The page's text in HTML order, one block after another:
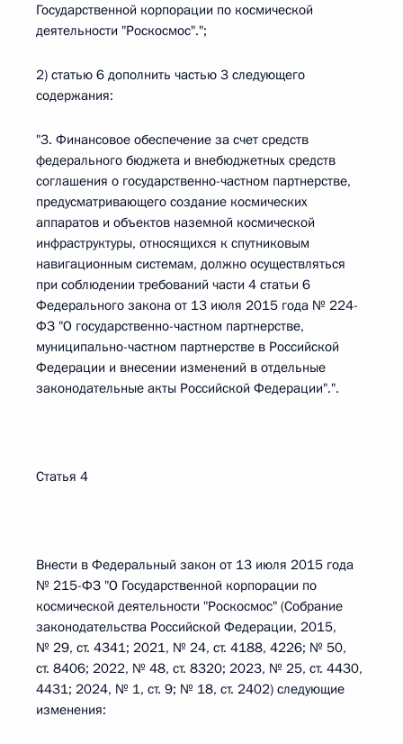
Государственной корпорации по космической
деятельности "Роскосмос".";
2) статью 6 дополнить частью 3 следующего
содержания:
"3. Финансовое обеспечение за счет средств
федерального бюджета и внебюджетных средств
соглашения о государственно-частном партнерстве,
предусматривающего создание космических
аппаратов и объектов наземной космической
инфраструктуры, относящихся к спутниковым
навигационным системам, должно осуществляться
при соблюдении требований части 4 статьи 6
Федерального закона от 13 июля 2015 года № 224-
ФЗ "О государственно-частном партнерстве,
муниципально-частном партнерстве в Российской
Федерации и внесении изменений в отдельные
законодательные акты Российской Федерации".".
Статья 4
Внести в Федеральный закон от 13 июля 2015 года
№ 215-ФЗ "О Государственной корпорации по
космической деятельности "Роскосмос" (Собрание
законодательства Российской Федерации, 2015,
№ 29, ст. 4341; 2021, № 24, ст. 4188, 4226; № 50,
ст. 8406; 2022, № 48, ст. 8320; 2023, № 25, ст. 4430,
4431; 2024, № 1, ст. 9; № 18, ст. 2402) следующие
изменения: